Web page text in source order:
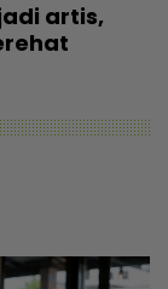
artis,